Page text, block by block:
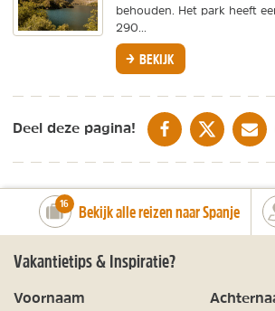
behouden. Het park heeft
290...
BEKIJK
Deel deze pagina! DELEN OP FACEBOOK
DELEN OP X
number_of_trips:
16 Bekijk alle reizen naar Spanje
Vakantietips & Inspiratie?
Voornaam